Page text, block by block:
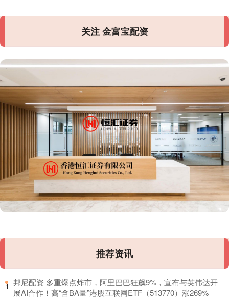
关注 金富宝配资
推荐资讯
1 ​邦尼配资 多重爆点炸市，阿里巴巴狂飙9%，宣布与英伟达开
展AI合作！高“含BA量”港股互联网ETF（513770）涨269%